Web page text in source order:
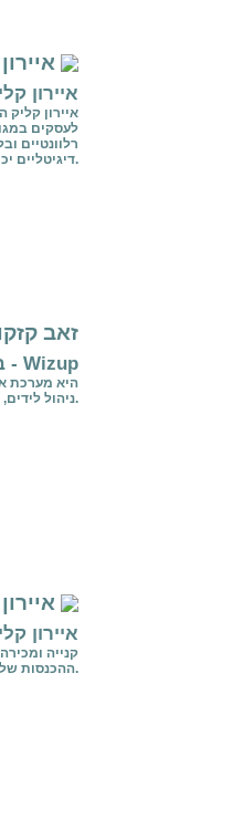
איירון
איירון קליק
לעסקים
רלוונטיים
דיגיטליים יכולים למכור לידים שמגיעים ממקורות התנועה שלהם.
זאב
בוט לווטאצפ - Wizup
בניית בוטים, AI, ניהול לידים, קמפיינים וצ'אט חכם במקום אחד.
איירון
קנייה
ההכנסות שלך בקלות ובמהירות. כל אחד יכול.